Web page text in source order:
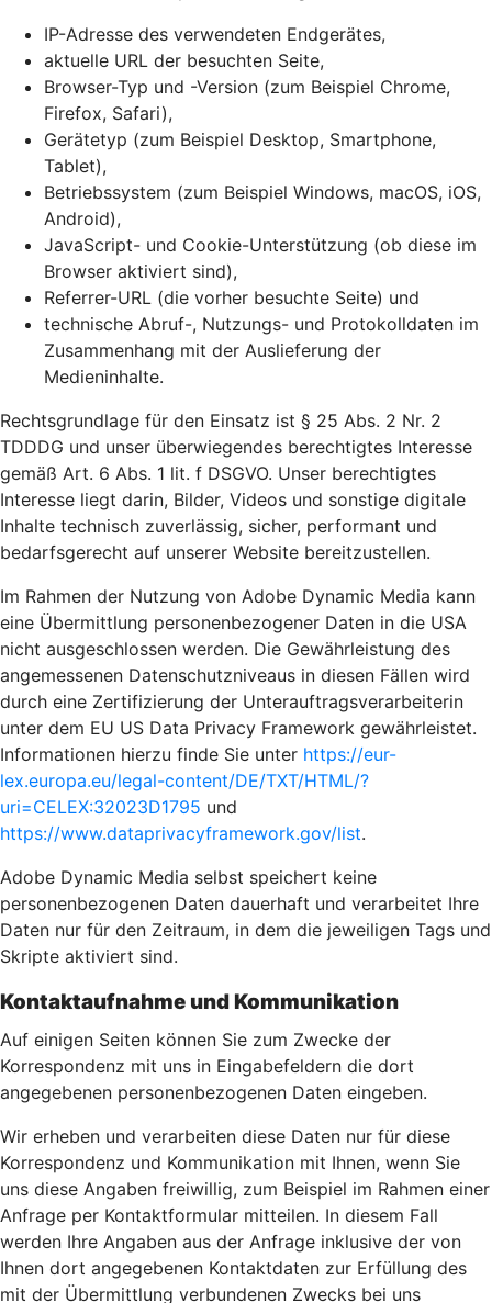
IP-Adresse des verwendeten Endgerätes,
aktuelle URL der besuchten Seite,
Browser-Typ und -Version (zum Beispiel Chrome,
Firefox, Safari),
Gerätetyp (zum Beispiel Desktop, Smartphone,
Tablet),
Betriebssystem (zum Beispiel Windows, macOS, iOS,
Android),
JavaScript- und Cookie-Unterstützung (ob diese im
Browser aktiviert sind),
Referrer-URL (die vorher besuchte Seite) und
technische Abruf-, Nutzungs- und Protokolldaten im
Zusammenhang mit der Auslieferung der
Medieninhalte.
Rechtsgrundlage für den Einsatz ist § 25 Abs. 2 Nr. 2
TDDDG und unser überwiegendes berechtigtes Interesse
gemäß Art. 6 Abs. 1 lit. f DSGVO. Unser berechtigtes
Interesse liegt darin, Bilder, Videos und sonstige digitale
Inhalte technisch zuverlässig, sicher, performant und
bedarfsgerecht auf unserer Website bereitzustellen.
Im Rahmen der Nutzung von Adobe Dynamic Media kann
eine Übermittlung personenbezogener Daten in die USA
nicht ausgeschlossen werden. Die Gewährleistung des
angemessenen Datenschutzniveaus in diesen Fällen wird
durch eine Zertifizierung der Unterauftragsverarbeiterin
unter dem EU US Data Privacy Framework gewährleistet.
Informationen hierzu finde Sie unter https://eur-
lex.europa.eu/legal-content/DE/TXT/HTML/?
uri=CELEX:32023D1795 und
https://www.dataprivacyframework.gov/list.
Adobe Dynamic Media selbst speichert keine
personenbezogenen Daten dauerhaft und verarbeitet Ihre
Daten nur für den Zeitraum, in dem die jeweiligen Tags und
Skripte aktiviert sind.
Kontaktaufnahme und Kommunikation
Auf einigen Seiten können Sie zum Zwecke der
Korrespondenz mit uns in Eingabefeldern die dort
angegebenen personenbezogenen Daten eingeben.
Wir erheben und verarbeiten diese Daten nur für diese
Korrespondenz und Kommunikation mit Ihnen, wenn Sie
uns diese Angaben freiwillig, zum Beispiel im Rahmen einer
Anfrage per Kontaktformular mitteilen. In diesem Fall
werden Ihre Angaben aus der Anfrage inklusive der von
Ihnen dort angegebenen Kontaktdaten zur Erfüllung des
mit der Übermittlung verbundenen Zwecks bei uns